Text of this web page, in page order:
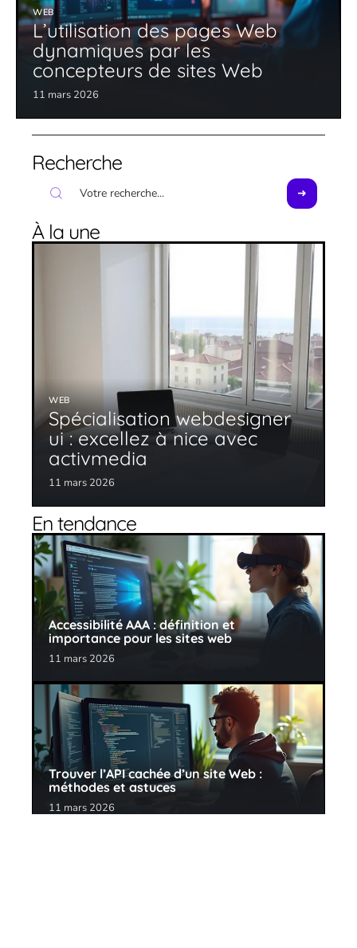
WEB
L’utilisation des pages Web
dynamiques par les
concepteurs de sites Web
11 mars 2026
Recherche
À la une
WEB
Spécialisation webdesigner
ui : excellez à nice avec
activmedia
11 mars 2026
En tendance
Accessibilité AAA : définition et
importance pour les sites web
11 mars 2026
Trouver l’API cachée d’un site Web :
méthodes et astuces
11 mars 2026